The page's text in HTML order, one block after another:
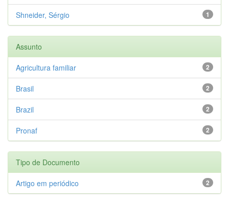
1
Shneider, Sérgio
Assunto
2
Agricultura familiar
2
Brasil
2
Brazil
2
Pronaf
Tipo de Documento
2
Artigo em periódico